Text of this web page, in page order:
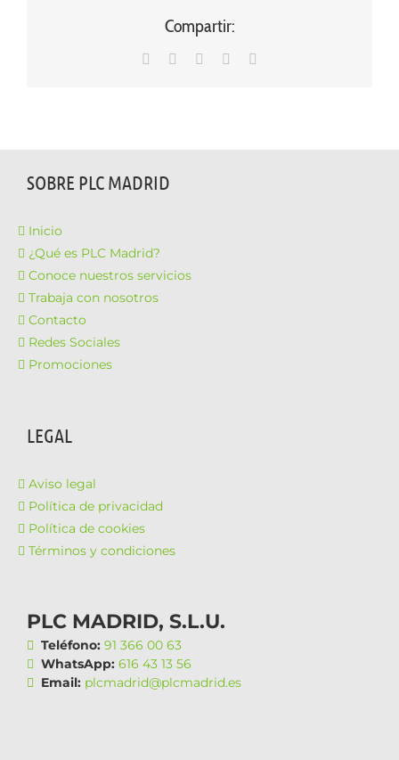
Compartir:
WhatsAppLinkedInFacebook
SOBRE PLC MADRID
Inicio
¿Qué es PLC Madrid?
Conoce nuestros servicios
Trabaja con nosotros
Contacto
Redes Sociales
Promociones
LEGAL
Aviso legal
Política de privacidad
Política de cookies
Términos y condiciones
PLC MADRID, S.L.U.
Teléfono: 91 366 00 63
WhatsApp: 616 43 13 56
Email: plcmadrid@plcmadrid.es